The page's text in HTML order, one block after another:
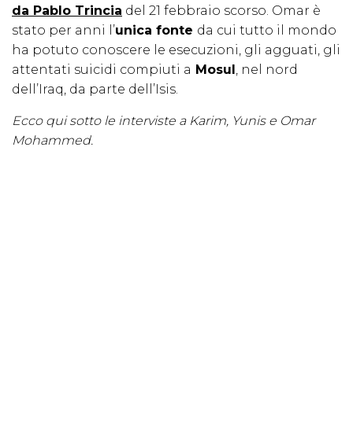
da Pablo Trincia del 21 febbraio scorso. Omar è
stato per anni l’unica fonte da cui tutto il mondo
ha potuto conoscere le esecuzioni, gli agguati, gli
attentati suicidi compiuti a Mosul, nel nord
dell’Iraq, da parte dell’Isis.
Ecco qui sotto le interviste a Karim, Yunis e Omar
Mohammed.